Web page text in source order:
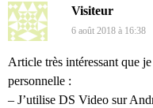
Visiteur
6 août 2018 à 16:38
Article très intéressant que
personnelle :
– J’utilise DS Video sur